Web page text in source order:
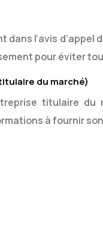
l’avis d’appel
pour éviter
du marché)
titulaire du
à fournir